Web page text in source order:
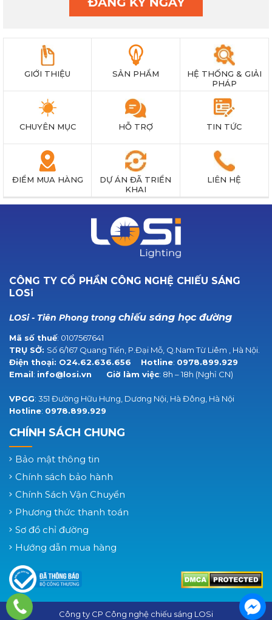
GIỚI THIỆU SẢN PHẨM
HỆ THỐNG & GIẢI
PHÁP
CHUYÊN MỤC HỖ TRỢ TIN TỨC
ĐIỂM MUA HÀNG
DỰ ÁN ĐÃ TRIỂN
KHAI
LIÊN HỆ
CÔNG TY CỔ PHẦN CÔNG NGHỆ CHIẾU SÁNG
LOSi
LOSi - Tiên Phong trong chiếu sáng học đường
Mã số thuế: 0107567641
TRỤ SỞ: Số 6/167 Quang Tiến, P.Đại Mỗ, Q.Nam Từ Liêm , Hà Nội.
Điện thoại: O24.62.636.656 Hotline: 0978.899.929
Email: info@losi.vn Giờ làm việc: 8h – 18h (Nghỉ CN)
VPGG: 351 Đường Hữu Hưng, Dương Nội, Hà Đông, Hà Nội
Hotline: 0978.899.929
CHÍNH SÁCH CHUNG
Bảo mật thông tin
Chính sách bảo hành
Chính Sách Vận Chuyển
Phương thức thanh toán
Sơ đồ chỉ đường
Hướng dẫn mua hàng
Công ty CP Công nghệ chiếu sáng LOSi